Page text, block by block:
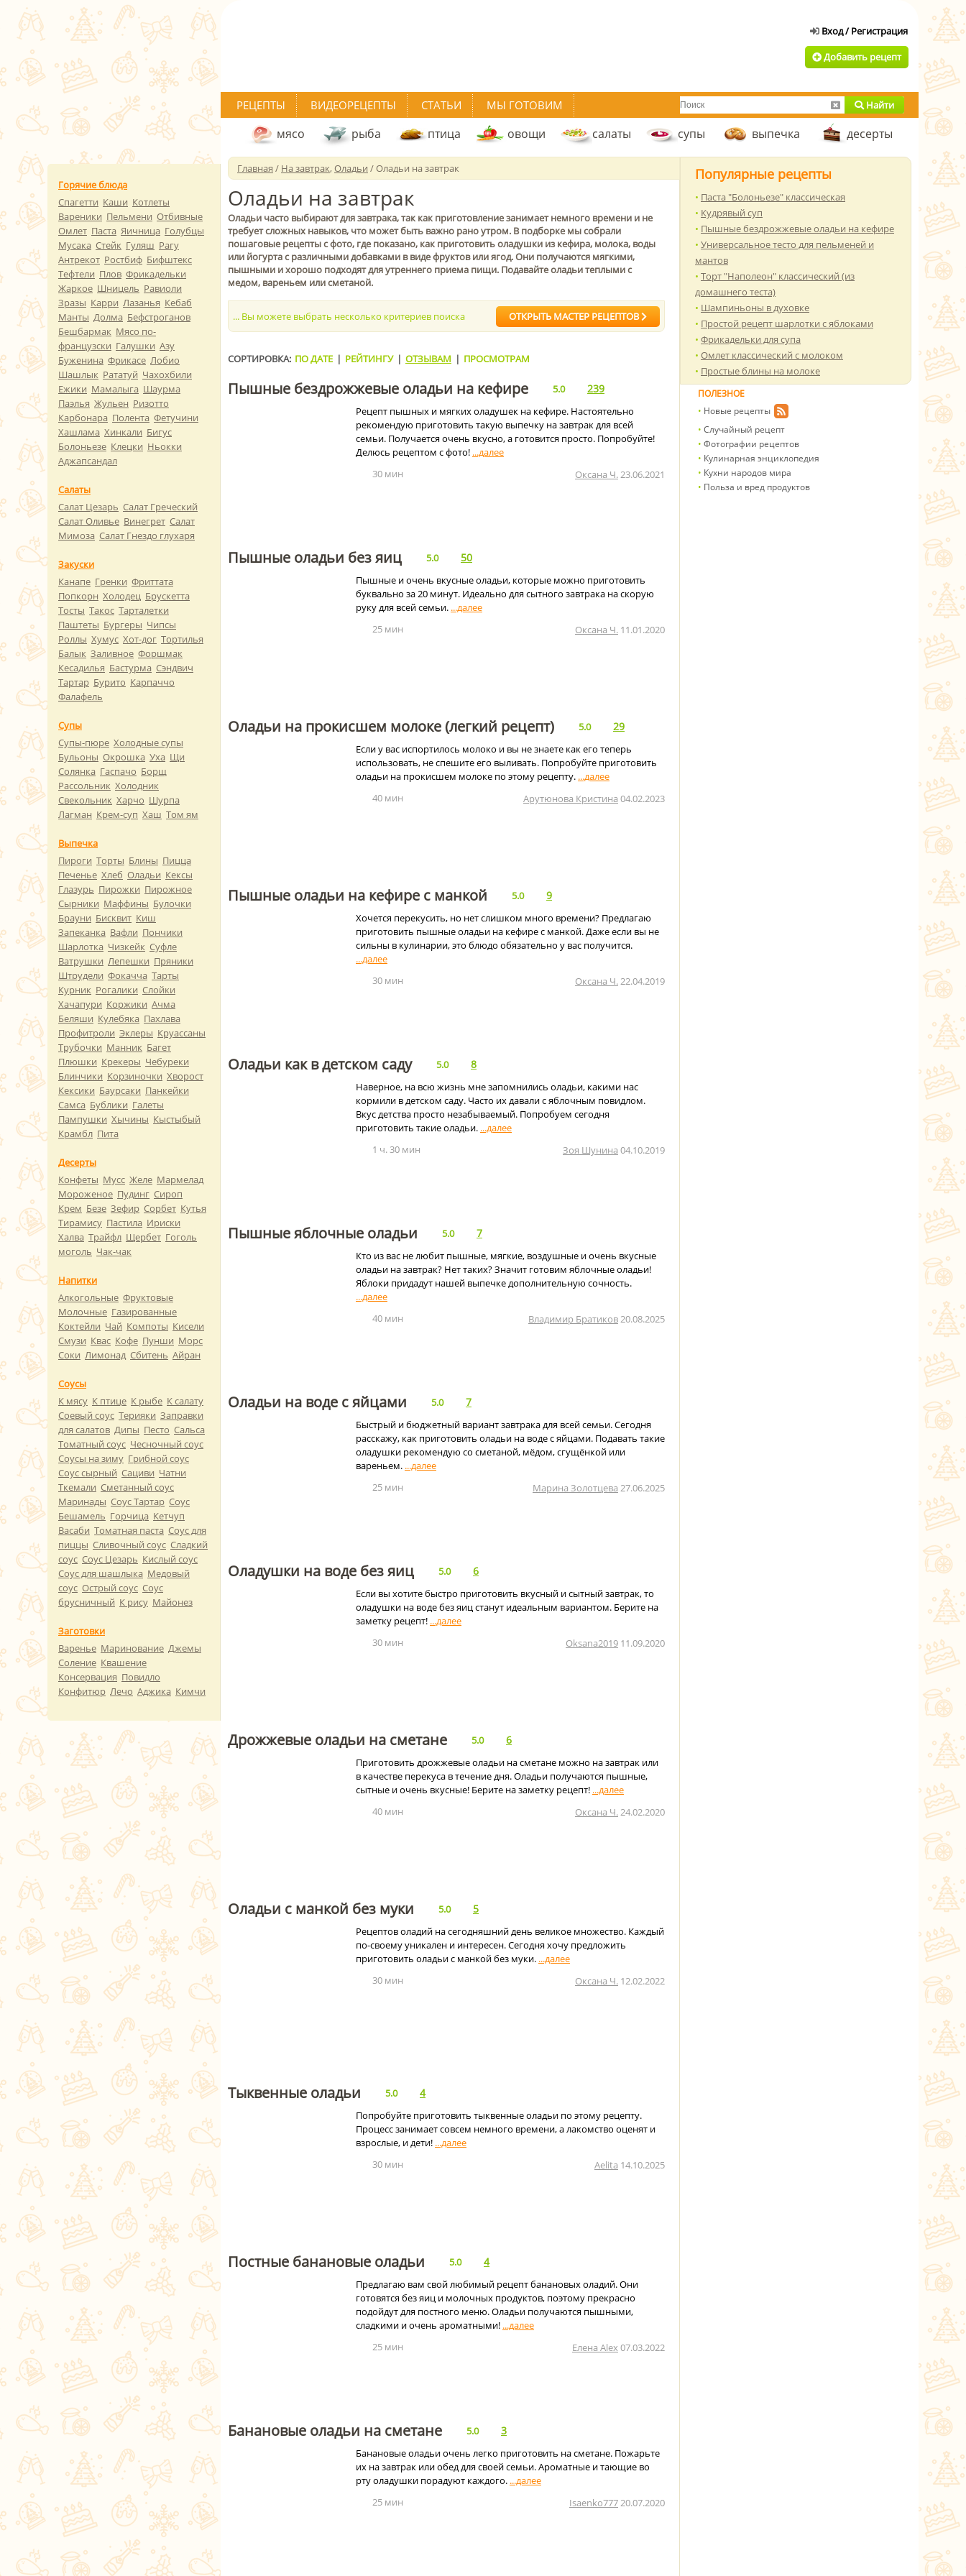
Добавить рецепт
РЕЦЕПТЫ ВИДЕОРЕЦЕПТЫ СТАТЬИ МЫ ГОТОВИМ Найти
мясо рыба птица овощи салаты супы выпечка десерты
Главная / На завтрак,Оладьи / Оладьи на завтрак
Оладьи на завтрак
Оладьи часто выбирают для завтрака, так как приготовление занимает немного времени и не
требует сложных навыков, что может быть важно рано утром. В подборке мы собрали
пошаговые рецепты с фото, где показано, как приготовить оладушки из кефира, молока, воды
или йогурта с различными добавками в виде фруктов или ягод. Они получаются мягкими,
пышными и хорошо подходят для утреннего приема пищи. Подавайте оладьи теплыми с
медом, вареньем или сметаной.
... Вы можете выбрать несколько критериев поиска ОТКРЫТЬ МАСТЕР РЕЦЕПТОВ
СОРТИРОВКА: ПО ДАТЕ | РЕЙТИНГУ | ОТЗЫВАМ | ПРОСМОТРАМ
Пышные бездрожжевые оладьи на кефире 5.0 239
Рецепт пышных и мягких оладушек на кефире. Настоятельно
рекомендую приготовить такую выпечку на завтрак для всей
семьи. Получается очень вкусно, а готовится просто. Попробуйте!
Делюсь рецептом с фото!
30 мин
Оксана Ч.23.06.2021
Пышные оладьи без яиц 5.0 50
Пышные и очень вкусные оладьи, которые можно приготовить
буквально за 20 минут. Идеально для сытного завтрака на скорую
руку для всей семьи.
25 мин
Оксана Ч. 11.01.2020
Оладьи на прокисшем молоке (легкий рецепт) 5.0 29
Если у вас испортилось молоко и вы не знаете как его теперь
использовать, не спешите его выливать. Попробуйте приготовить
оладьи на прокисшем молоке по этому рецепту.
40 мин
Арутюнова Кристина 04.02.2023
Пышные оладьи на кефире с манкой 5.0 9
Хочется перекусить, но нет слишком много времени? Предлагаю
приготовить пышные оладьи на кефире с манкой. Даже если вы не
сильны в кулинарии, это блюдо обязательно у вас получится.
30 мин Оксана Ч.22.04.2019
Оладьи как в детском саду 5.0 8
Наверное, на всю жизнь мне запомнились оладьи, какими нас
кормили в детском саду. Часто их давали с яблочным повидлом.
Вкус детства просто незабываемый. Попробуем сегодня
приготовить такие оладьи.
1 ч. 30 мин
Зоя Шунина 04.10.2019
Пышные яблочные оладьи 5.0 7
Кто из вас не любит пышные, мягкие, воздушные и очень вкусные
оладьи на завтрак? Нет таких? Значит готовим яблочные оладьи!
Яблоки придадут нашей выпечке дополнительную сочность.
40 мин Владимир Братиков20.08.2025
Оладьи на воде с яйцами 5.0 7
Быстрый и бюджетный вариант завтрака для всей семьи. Сегодня
расскажу, как приготовить оладьи на воде с яйцами. Подавать такие
оладушки рекомендую со сметаной, мёдом, сгущёнкой или
вареньем.
25 мин
Марина Золотцева 27.06.2025
Оладушки на воде без яиц 5.0 6
Если вы хотите быстро приготовить вкусный и сытный завтрак, то
оладушки на воде без яиц станут идеальным вариантом. Берите на
заметку рецепт!
30 мин
Oksana2019 11.09.2020
Дрожжевые оладьи на сметане 5.0 6
Приготовить дрожжевые оладьи на сметане можно на завтрак или
в качестве перекуса в течение дня. Оладьи получаются пышные,
сытные и очень вкусные! Берите на заметку рецепт!
40 мин
Оксана Ч.24.02.2020
Оладьи с манкой без муки 5.0 5
Рецептов оладий на сегодняшний день великое множество. Каждый
по-своему уникален и интересен. Сегодня хочу предложить
приготовить оладьи с манкой без муки.
30 мин
Оксана Ч. 12.02.2022
Тыквенные оладьи 5.0 4
Попробуйте приготовить тыквенные оладьи по этому рецепту.
Процесс занимает совсем немного времени, а лакомство оценят и
взрослые, и дети!
30 мин
Aelita 14.10.2025
Постные банановые оладьи 5.0 4
Предлагаю вам свой любимый рецепт банановых оладий. Они
готовятся без яиц и молочных продуктов, поэтому прекрасно
подойдут для постного меню. Оладьи получаются пышными,
сладкими и очень ароматными!
25 мин
Елена Alex 07.03.2022
Банановые оладьи на сметане 5.0 3
Банановые оладьи очень легко приготовить на сметане. Пожарьте
их на завтрак или обед для своей семьи. Ароматные и тающие во
рту оладушки порадуют каждого.
25 мин
Isaenko77720.07.2020
Популярные рецепты
Паста "Болоньезе" классическая
Кудрявый суп
Пышные бездрожжевые оладьи на кефире
Универсальное тесто для пельменей и
мантов
Торт "Наполеон" классический (из
домашнего теста)
Шампиньоны в духовке
Простой рецепт шарлотки с яблоками
Фрикадельки для супа
Омлет классический с молоком
Простые блины на молоке
ПОЛЕЗНОЕ
Новые рецепты
Случайный рецепт
Фотографии рецептов
Кулинарная энциклопедия
Кухни народов мира
Польза и вред продуктов
Горячие блюда
Спагетти Каши Котлеты
Вареники Пельмени Отбивные
Омлет Паста Яичница Голубцы
Мусака Стейк Гуляш Рагу
Антрекот Ростбиф Бифштекс
Тефтели Плов Фрикадельки
Жаркое Шницель Равиоли
Зразы Карри Лазанья Кебаб
Манты Долма Бефстроганов
Бешбармак Мясо по-
французски Галушки Азу
Буженина Фрикасе Лобио
Шашлык Рататуй Чахохбили
Ежики Мамалыга Шаурма
Паэлья Жульен Ризотто
Карбонара Полента Фетучини
Хашлама Хинкали Бигус
Болоньезе Клецки Ньокки
Аджапсандал
Салаты
Салат Цезарь Салат Греческий
Салат Оливье Винегрет Салат
Мимоза Салат Гнездо глухаря
Закуски
Канапе Гренки Фриттата
Попкорн Холодец Брускетта
Тосты Такос Тарталетки
Паштеты Бургеры Чипсы
Роллы Хумус Хот-дог Тортилья
Балык Заливное Форшмак
Кесадилья Бастурма Сэндвич
Тартар Бурито Карпаччо
Фалафель
Супы
Супы-пюре Холодные супы
Бульоны Окрошка Уха Щи
Солянка Гаспачо Борщ
Рассольник Холодник
Свекольник Харчо Шурпа
Лагман Крем-суп Хаш Том ям
Выпечка
Пироги Торты Блины Пицца
Печенье Хлеб Оладьи Кексы
Глазурь Пирожки Пирожное
Сырники Маффины Булочки
Брауни Бисквит Киш
Запеканка Вафли Пончики
Шарлотка Чизкейк Суфле
Ватрушки Лепешки Пряники
Штрудели Фокачча Тарты
Курник Рогалики Слойки
Хачапури Коржики Ачма
Беляши Кулебяка Пахлава
Профитроли Эклеры Круассаны
Трубочки Манник Багет
Плюшки Крекеры Чебуреки
Блинчики Корзиночки Хворост
Кексики Баурсаки Панкейки
Самса Бублики Галеты
Пампушки Хычины Кыстыбый
Крамбл Пита
Десерты
Конфеты Мусс Желе Мармелад
Мороженое Пудинг Сироп
Крем Безе Зефир Сорбет Кутья
Тирамису Пастила Ириски
Халва Трайфл Щербет Гоголь
моголь Чак-чак
Напитки
Алкогольные Фруктовые
Молочные Газированные
Коктейли Чай Компоты Кисели
Смузи Квас Кофе Пунши Морс
Соки Лимонад Сбитень Айран
Соусы
К мясу К птице К рыбе К салату
Соевый соус Терияки Заправки
для салатов Дипы Песто Сальса
Томатный соус Чесночный соус
Соусы на зиму Грибной соус
Соус сырный Сациви Чатни
Ткемали Сметанный соус
Маринады Соус Тартар Соус
Бешамель Горчица Кетчуп
Васаби Томатная паста Соус для
пиццы Сливочный соус Сладкий
соус Соус Цезарь Кислый соус
Соус для шашлыка Медовый
соус Острый соус Соус
брусничный К рису Майонез
Заготовки
Варенье Маринование Джемы
Соление Квашение
Консервация Повидло
Конфитюр Лечо Аджика Кимчи